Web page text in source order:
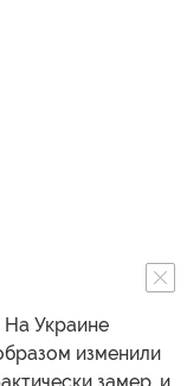
На Украине
изменили